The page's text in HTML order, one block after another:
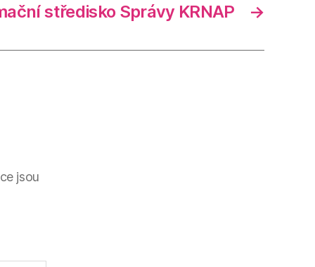
→
středisko Správy KRNAP
jsou